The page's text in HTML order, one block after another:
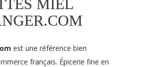
MIEL
est une référence bien
français. Épicerie fine en